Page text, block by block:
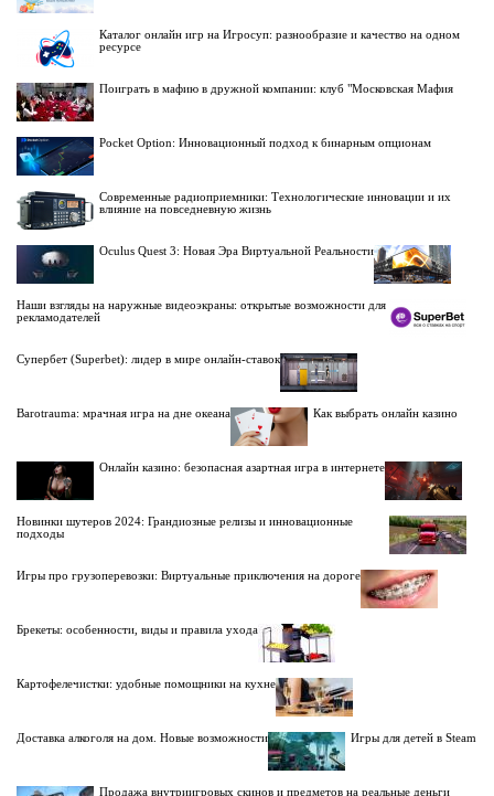
Каталог онлайн игр на Игросуп: разнообразие и качество на одном
ресурсе
Поиграть в мафию в дружной компании: клуб "Московская Мафия
Pocket Option: Инновационный подход к бинарным опционам
Современные радиоприемники: Технологические инновации и их
влияние на повседневную жизнь
Oculus Quest 3: Новая Эра Виртуальной Реальности
Наши взгляды на наружные видеоэкраны: открытые возможности для
рекламодателей
Супербет (Superbet): лидер в мире онлайн-ставок
Barotrauma: мрачная игра на дне океана Как выбрать онлайн казино
Онлайн казино: безопасная азартная игра в интернете
Новинки шутеров 2024: Грандиозные релизы и инновационные
подходы
Игры про грузоперевозки: Виртуальные приключения на дороге
Брекеты: особенности, виды и правила ухода
Картофелечистки: удобные помощники на кухне
Доставка алкоголя на дом. Новые возможности Игры для детей в Steam
Продажа внутриигровых скинов и предметов на реальные деньги